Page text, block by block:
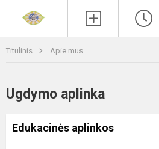
Titulinis Apie mus
Ugdymo aplinka
Edukacinės aplinkos